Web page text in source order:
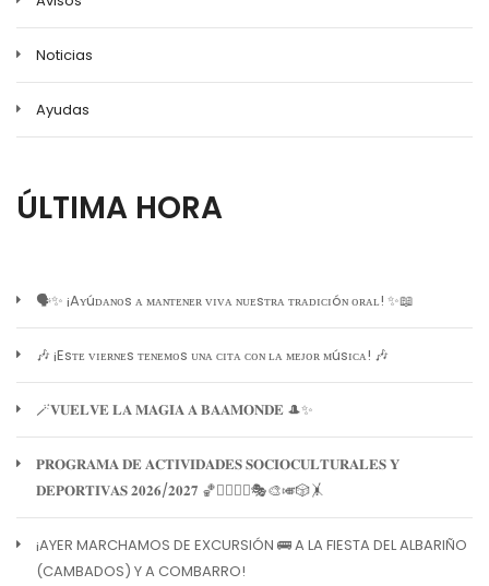
Noticias
Ayudas
ÚLTIMA HORA
🗣️✨ ¡Aʏúᴅᴀɴᴏs ᴀ ᴍᴀɴᴛᴇɴᴇʀ ᴠɪᴠᴀ ɴᴜᴇsᴛʀᴀ ᴛʀᴀᴅɪᴄɪóɴ ᴏʀᴀʟ! ✨📖
🎶 ¡Esᴛᴇ ᴠɪᴇʀɴᴇs ᴛᴇɴᴇᴍᴏs ᴜɴᴀ ᴄɪᴛᴀ ᴄᴏɴ ʟᴀ ᴍᴇᴊᴏʀ ᴍúsɪᴄᴀ! 🎶
🪄𝐕𝐔𝐄𝐋𝐕𝐄 𝐋𝐀 𝐌𝐀𝐆𝐈𝐀 𝐀 𝐁𝐀𝐀𝐌𝐎𝐍𝐃𝐄 🎩✨
𝐏𝐑𝐎𝐆𝐑𝐀𝐌𝐀 𝐃𝐄 𝐀𝐂𝐓𝐈𝐕𝐈𝐃𝐀𝐃𝐄𝐒 𝐒𝐎𝐂𝐈𝐎𝐂𝐔𝐋𝐓𝐔𝐑𝐀𝐋𝐄𝐒 𝐘
𝐃𝐄𝐏𝐎𝐑𝐓𝐈𝐕𝐀𝐒 𝟐𝟎𝟐𝟔/𝟐𝟎𝟐𝟕 🏀🏊‍♀️🧘‍♀️🎭🎨🎺🎲🤸
¡AYER MARCHAMOS DE EXCURSIÓN 🚌 A LA FIESTA DEL ALBARIÑO
(CAMBADOS) Y A COMBARRO!